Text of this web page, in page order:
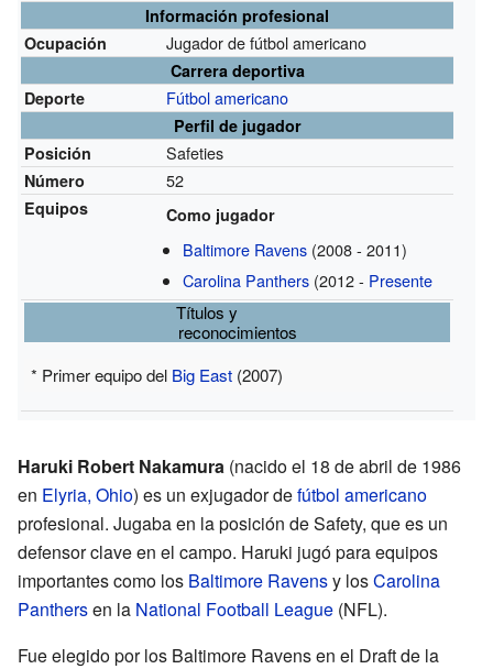
Información profesional
Ocupación
Jugador de fútbol americano
Carrera deportiva
Deporte
Fútbol americano
Perfil de jugador
Posición
Safeties
Número 52
Equipos Como jugador
Baltimore Ravens(2008 - 2011)
Carolina Panthers(2012 - Presente
Títulos y
reconocimientos
* Primer equipo del Big East (2007)
Haruki Robert Nakamura (nacido el 18 de abril de 1986
en Elyria, Ohio) es un exjugador defútbol americano
profesional. Jugaba en la posición de Safety, que es un
defensor clave en el campo. Haruki jugó para equipos
importantes como los Baltimore Ravensy losCarolina
Panthersen la National Football League (NFL).
Fue elegido por los Baltimore Ravens en el Draft de la